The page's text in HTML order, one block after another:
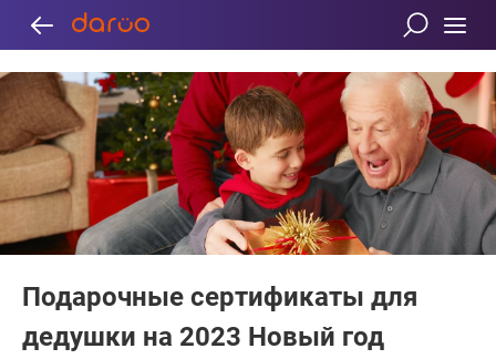
Подарочные сертификаты для
дедушки на 2023 Новый год